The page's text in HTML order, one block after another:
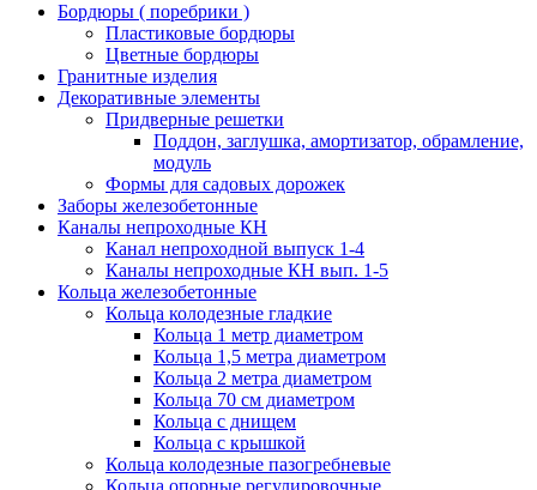
Бордюры ( поребрики )
Пластиковые бордюры
Цветные бордюры
Гранитные изделия
Декоративные элементы
Придверные решетки
Поддон, заглушка, амортизатор, обрамление,
модуль
Формы для садовых дорожек
Заборы железобетонные
Каналы непроходные КН
Канал непроходной выпуск 1-4
Каналы непроходные КН вып. 1-5
Кольца железобетонные
Кольца колодезные гладкие
Кольца 1 метр диаметром
Кольца 1,5 метра диаметром
Кольца 2 метра диаметром
Кольца 70 см диаметром
Кольца с днищем
Кольца с крышкой
Кольца колодезные пазогребневые
Кольца опорные регулировочные